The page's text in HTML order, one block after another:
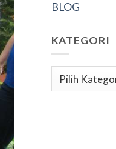
BLOG
KATEGORI
Kategori